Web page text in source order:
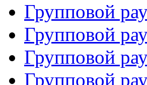
Групповой
Групповой
Групповой
Групповой